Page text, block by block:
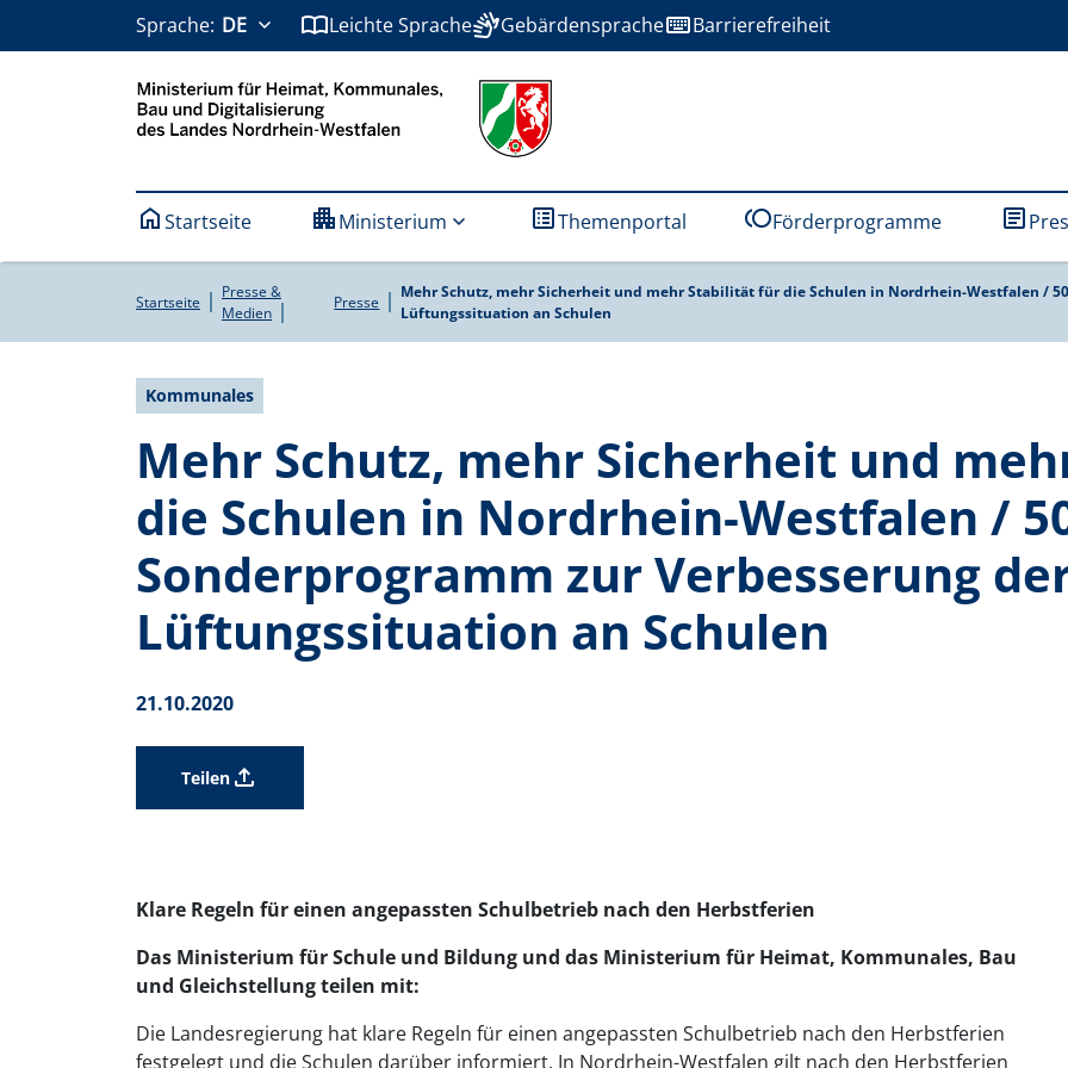
Direkt zum InhaltSprache: DE Barrierearme Sprachen
import_contactsLeichte Sprachesign_languageGebärdensprachekeyboardBarrierefreiheit
Hauptnavigation
homeStartseite apartmentMinisterium list_altThemenportal tollFörderprogramme article
Pfadnavigation
Startseite
Presse &
Medien
Presse
Mehr Schutz, mehr Sicherheit und mehr Stabilität für die Schulen in Nordrhein-Westfalen /
Lüftungssituation an Schulen
Kommunales
Mehr Schutz, mehr Sicherheit und
die Schulen in Nordrhein-Westfalen /
Sonderprogramm zur Verbesserung
Lüftungssituation an Schulen
21.10.2020
Teilen
Klare Regeln für einen angepassten Schulbetrieb nach den Herbstferien
Das Ministerium für Schule und Bildung und das Ministerium für Heimat, Kommunales, Bau
und Gleichstellung teilen mit:
Die Landesregierung hat klare Regeln für einen angepassten Schulbetrieb nach den Herbstferien
festgelegt und die Schulen darüber informiert. In Nordrhein-Westfalen gilt nach den Herbstferien